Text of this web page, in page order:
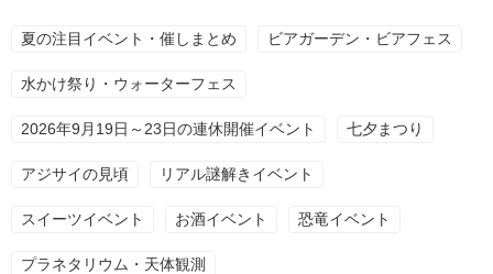
夏の注目イベント・催しまとめ ビアガーデン・ビアフェス
水かけ祭り・ウォーターフェス
2026年9月19日～23日の連休開催イベント 七夕まつり
アジサイの見頃 リアル謎解きイベント
スイーツイベント お酒イベント 恐竜イベント
プラネタリウム・天体観測